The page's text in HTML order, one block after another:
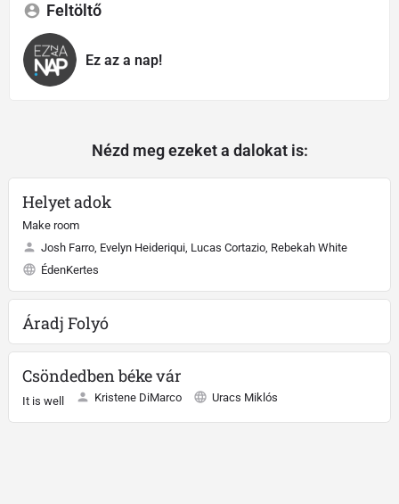
Feltöltő
Ez az a nap!
Nézd meg ezeket a dalokat is:
Helyet adok
Make room
Josh Farro, Evelyn Heideriqui, Lucas Cortazio, Rebekah White
ÉdenKertes
Áradj Folyó
Csöndedben béke vár
It is well Kristene DiMarco Uracs Miklós